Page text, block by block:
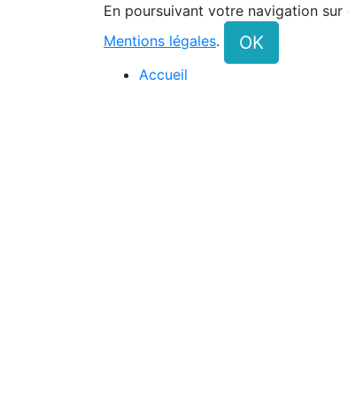
En poursuivant votre navigation
Mentions légales. OK
Accueil